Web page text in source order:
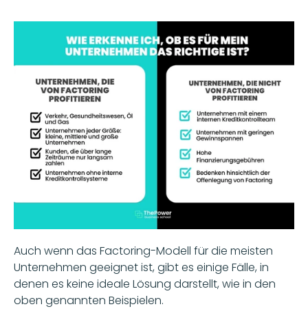
Auch wenn das Factoring-Modell für die meisten
Unternehmen geeignet ist, gibt es einige Fälle, in
denen es keine ideale Lösung darstellt, wie in den
oben genannten Beispielen.